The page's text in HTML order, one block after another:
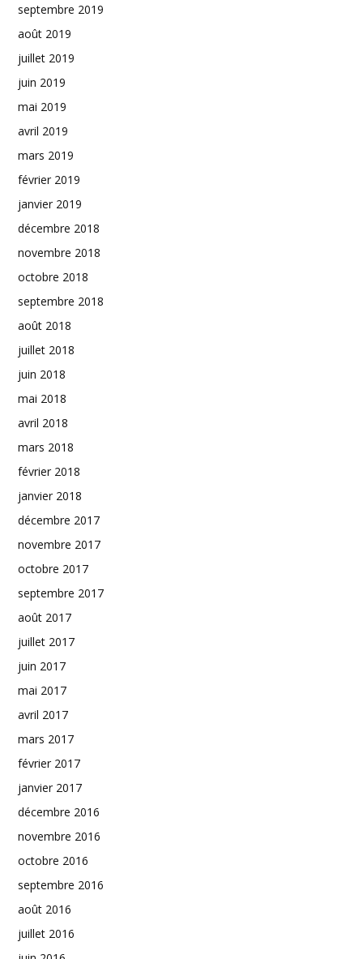
septembre 2019
août 2019
juillet 2019
juin 2019
mai 2019
avril 2019
mars 2019
février 2019
janvier 2019
décembre 2018
novembre 2018
octobre 2018
septembre 2018
août 2018
juillet 2018
juin 2018
mai 2018
avril 2018
mars 2018
février 2018
janvier 2018
décembre 2017
novembre 2017
octobre 2017
septembre 2017
août 2017
juillet 2017
juin 2017
mai 2017
avril 2017
mars 2017
février 2017
janvier 2017
décembre 2016
novembre 2016
octobre 2016
septembre 2016
août 2016
juillet 2016